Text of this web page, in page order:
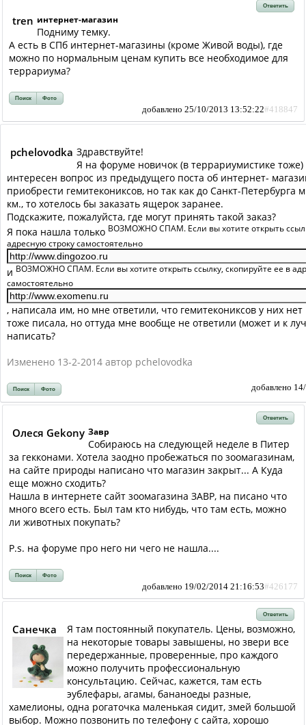
Ответить
tren интернет-магазин
Подниму темку.
А есть в СПб интернет-магазины (кроме Живой воды), где
можно по нормальным ценам купить все необходимое для
террариума?
Поиск Фото
добавлено 25/10/2013 13:52:22#418847
pchelovodka Здравствуйте!
Я на форуме новичок (в террариумистике
интересен вопрос из предыдущего поста об интернет-
приобрести гемитекониксов, но так как до Санкт-Петербурга
км., то хотелось бы заказать ящерок заранее.
Подскажите, пожалуйста, где могут принять такой заказ?
Я пока нашла только ВОЗМОЖНО СПАМ. Если вы хотите открыть
адресную строку самостоятельно
и ВОЗМОЖНО СПАМ. Если вы хотите открыть ссылку, скопируйте ее в
самостоятельно
, написала им, но мне ответили, что гемитекониксов у них
тоже писала, но оттуда мне вообще не ответили (может и к
написать?
Изменено 13-2-2014 автор pchelovodka
Поиск Фото добавлено
Ответить
Олеся Gekony Завр
Собираюсь на следующей неделе в Питер
за гекконами. Хотела заодно пробежаться по зоомагазинам,
на сайте природы написано что магазин закрыт... А Куда
еще можно сходить?
Нашла в интернете сайт зоомагазина ЗАВР, на писано что
много всего есть. Был там кто нибудь, что там есть, можно
ли животных покупать?
P.s. на форуме про него ни чего не нашла....
Поиск Фото
добавлено 19/02/2014 21:16:53#426177
Ответить
Санечка
Я там постоянный покупатель. Цены, возможно,
на некоторые товары завышены, но звери все
передержанные, проверенные, про каждого
можно получить профессиональную
консультацию. Сейчас, кажется, там есть
эублефары, агамы, бананоеды разные,
хамелионы, одна рогаточка маленькая сидит, змей большой
выбор. Можно позвонить по телефону с сайта, хорошо